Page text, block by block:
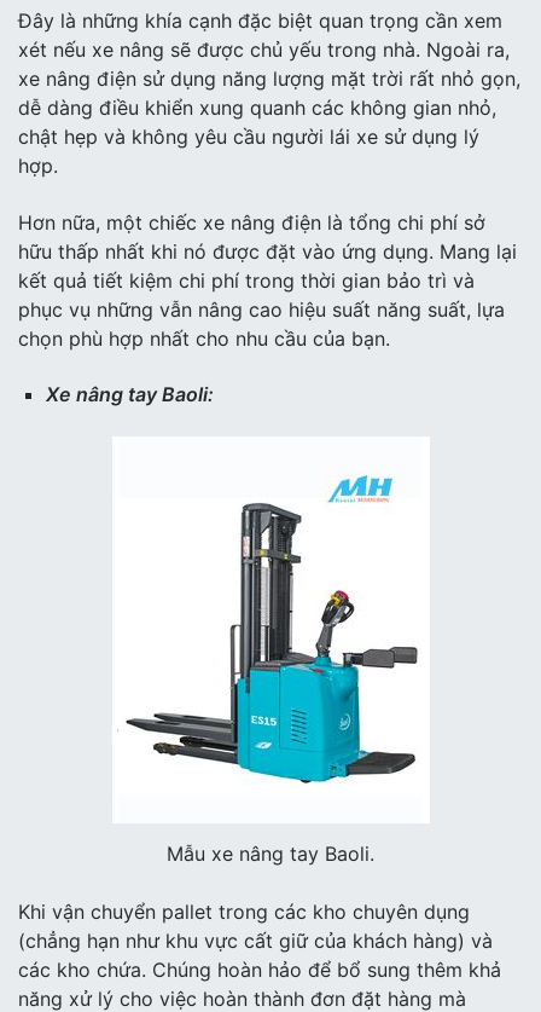
Đây là những khía cạnh đặc biệt quan trọng cần xem
xét nếu xe nâng sẽ được chủ yếu trong nhà. Ngoài ra,
xe nâng điện sử dụng năng lượng mặt trời rất nhỏ gọn,
dễ dàng điều khiển xung quanh các không gian nhỏ,
chật hẹp và không yêu cầu người lái xe sử dụng lý
hợp.
Hơn nữa, một chiếc xe nâng điện là tổng chi phí sở
hữu thấp nhất khi nó được đặt vào ứng dụng. Mang lại
kết quả tiết kiệm chi phí trong thời gian bảo trì và
phục vụ những vẫn nâng cao hiệu suất năng suất, lựa
chọn phù hợp nhất cho nhu cầu của bạn.
Xe nâng tay Baoli:
Mẫu xe nâng tay Baoli.
Khi vận chuyển pallet trong các kho chuyên dụng
(chẳng hạn như khu vực cất giữ của khách hàng) và
các kho chứa. Chúng hoàn hảo để bổ sung thêm khả
năng xử lý cho việc hoàn thành đơn đặt hàng mà